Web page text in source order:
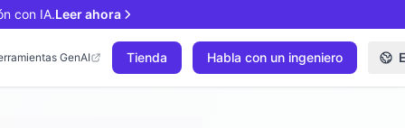
con IA.Leer ahora
GenAI Tienda Habla con un ingeniero